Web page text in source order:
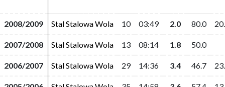
2008/2009 Stal Stalowa Wola 10 03:49 2.0 80.0
2007/2008 Stal Stalowa Wola 13 08:14 1.8 50.0
2006/2007 Stal Stalowa Wola 29 14:36 3.4 46.7
2008/2009 Stal Stalowa Wola 10 03:49 2.0 80.0
2007/2008 Stal Stalowa Wola 13 08:14 1.8 50.0
2006/2007 Stal Stalowa Wola 29 14:36 3.4 46.7